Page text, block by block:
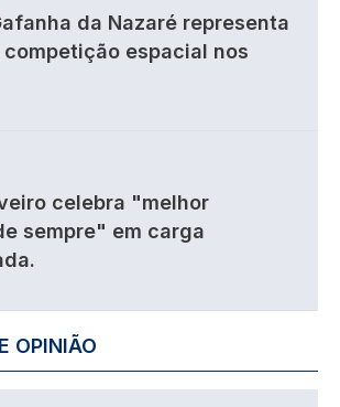
da Nazaré representa
competição espacial nos
celebra "melhor
sempre" em carga
OPINIÃO